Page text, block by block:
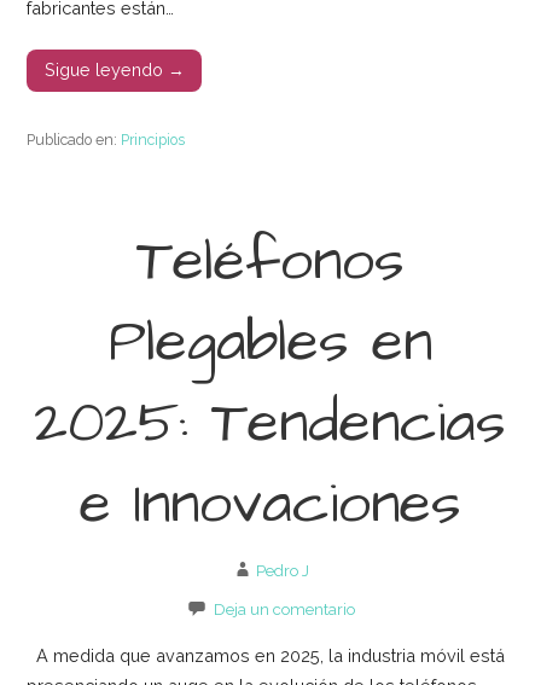
fabricantes están…
Sigue leyendo →
Publicado en: Principios
Teléfonos
Plegables en
2025: Tendencias
e Innovaciones
Pedro J
Deja un comentario
A medida que avanzamos en 2025, la industria móvil está